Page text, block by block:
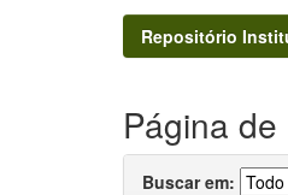
Repositório
Página
Buscar em: